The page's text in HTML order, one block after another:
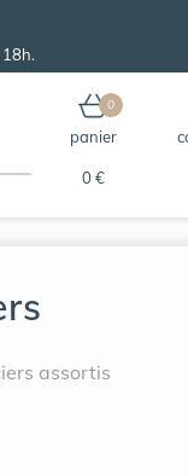
0
panier
0 €
assortis